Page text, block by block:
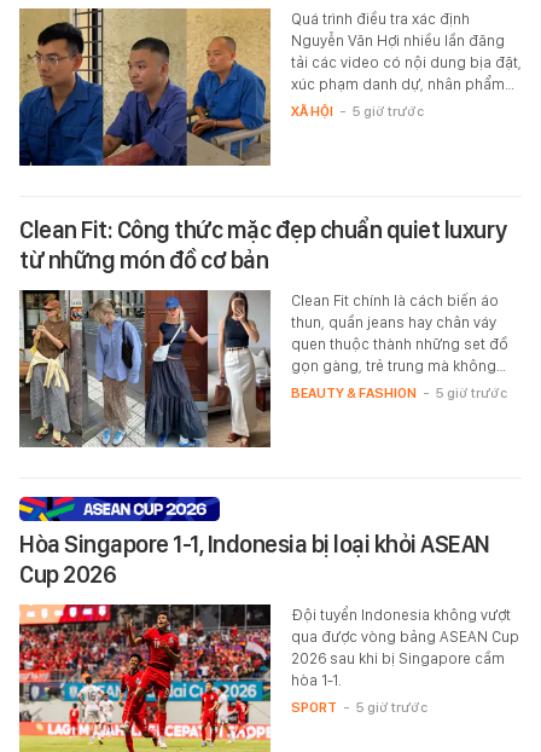
Quá trình điều tra xác định
Nguyễn Văn Hợi nhiều lần đăng
tải các video có nội dung bịa đặt,
xúc phạm danh dự, nhân phẩm…
XÃ HỘI - 5 giờ trước
Clean Fit: Công thức mặc đẹp chuẩn quiet luxury
từ những món đồ cơ bản
Clean Fit chính là cách biến áo
thun, quần jeans hay chân váy
quen thuộc thành những set đồ
gọn gàng, trẻ trung mà không…
BEAUTY & FASHION - 5 giờ trước
Hòa Singapore 1-1, Indonesia bị loại khỏi ASEAN
Cup 2026
Đội tuyển Indonesia không vượt
qua được vòng bảng ASEAN Cup
2026 sau khi bị Singapore cầm
hòa 1-1.
SPORT - 5 giờ trước